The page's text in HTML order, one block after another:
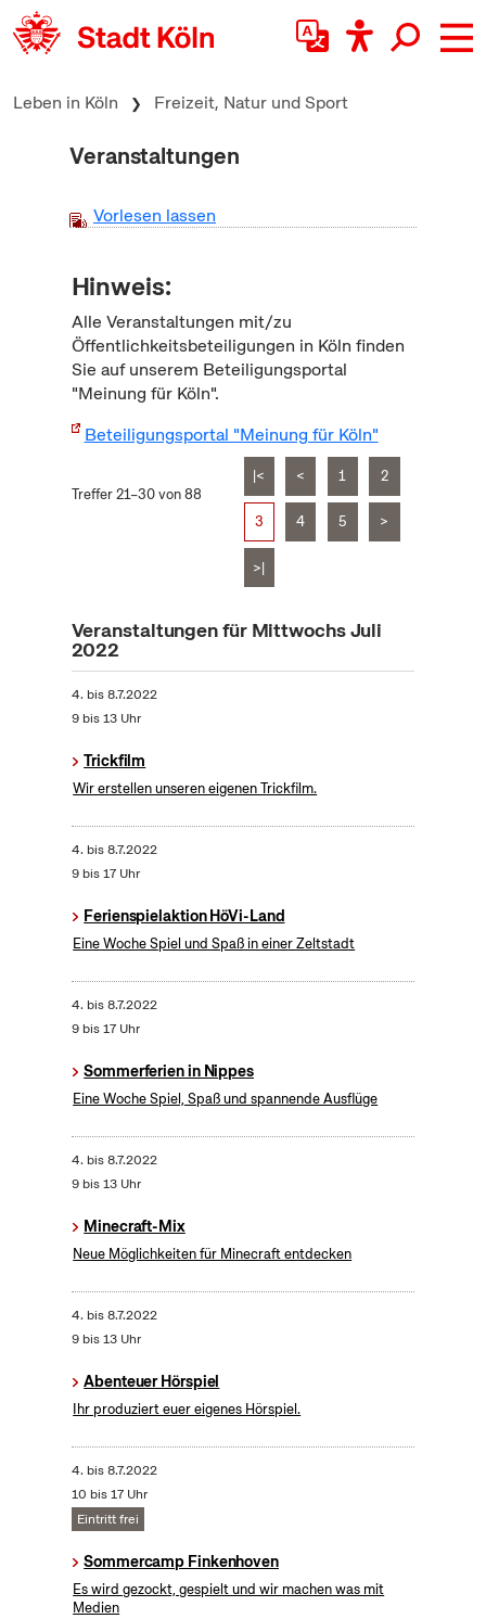
zum Inhalt springen
Leben in Köln Freizeit, Natur und Sport
Veranstaltungen
Vorlesen lassen
Hinweis:
Alle Veranstaltungen mit/zu
Öffentlichkeitsbeteiligungen in Köln finden
Sie auf unserem Beteiligungsportal
"Meinung für Köln".
Beteiligungsportal "Meinung für Köln"
Treffer 21–30 von 88
|< < 1 2
3 4 5 >
>|
Veranstaltungen für Mittwochs Juli
2022
4. bis8.7.2022
9 bis 13 Uhr
Trickfilm
Wir erstellen unseren eigenen Trickfilm.
4. bis8.7.2022
9 bis 17 Uhr
Ferienspielaktion HöVi-Land
Eine Woche Spiel und Spaß in einer Zeltstadt
4. bis8.7.2022
9 bis 17 Uhr
Sommerferien in Nippes
Eine Woche Spiel, Spaß und spannende Ausflüge
4. bis8.7.2022
9 bis 13 Uhr
Minecraft-Mix
Neue Möglichkeiten für Minecraft entdecken
4. bis8.7.2022
9 bis 13 Uhr
Abenteuer Hörspiel
Ihr produziert euer eigenes Hörspiel.
4. bis8.7.2022
10 bis 17 Uhr
Eintritt frei
Sommercamp Finkenhoven
Es wird gezockt, gespielt und wir machen was mit
Medien